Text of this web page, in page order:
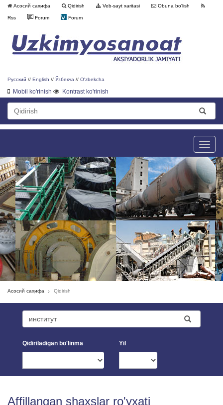
Асосий саҳифа Qidirish Veb-sayt xaritasi Obuna bo'lish
Rss Forum Forum
Русский // English // Ўзбекча // O'zbekcha
Mobil ko'rinish Kontrast ko'rinish
Toggle
Асосий саҳифа Qidirish
Qidiriladigan bo'linma Yil
Affillangan shaxslar ro'yxati